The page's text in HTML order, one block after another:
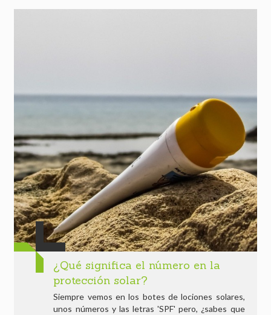
¿Qué significa el número en la
protección solar?
Siempre vemos en los botes de lociones solares,
unos números y las letras 'SPF' pero, ¿sabes que